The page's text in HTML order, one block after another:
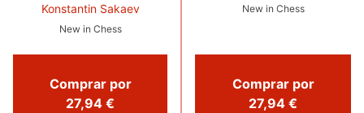
Konstantin Sakaev
New in Chess
Comprar por
27,94 €
New in Chess
Comprar por
27,94 €